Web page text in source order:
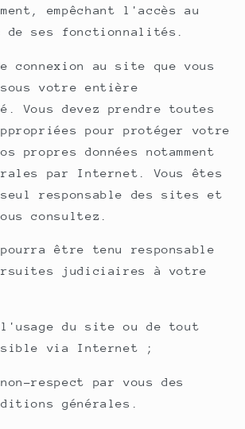
empêchant l'accès au
de ses fonctionnalités.
connexion au site que vous
votre entière
Vous devez prendre toutes
pour protéger votre
propres données notamment
par Internet. Vous êtes
responsable des sites et
consultez.
être tenu responsable
judiciaires à votre
du site ou de tout
via Internet ;
respect par vous des
générales.